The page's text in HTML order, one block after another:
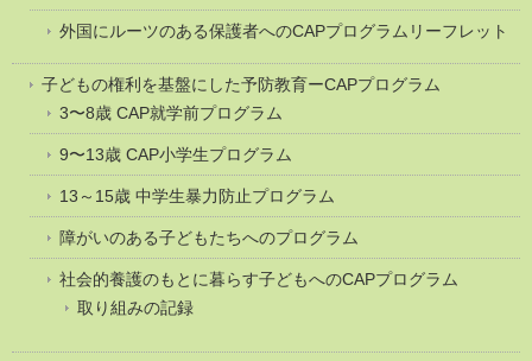
外国にルーツのある保護者へのCAPプログラムリーフレット
子どもの権利を基盤にした予防教育ーCAPプログラム
3〜8歳 CAP就学前プログラム
9〜13歳 CAP小学生プログラム
13～15歳 中学生暴力防止プログラム
障がいのある子どもたちへのプログラム
社会的養護のもとに暮らす子どもへのCAPプログラム
取り組みの記録